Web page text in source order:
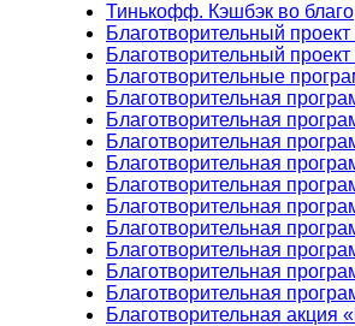
Тинькофф. Кэшбэк во благо
Благотворительный
Благотворительный
Благотворительные
Благотворительная
Благотворительная
Благотворительная
Благотворительная
Благотворительная
Благотворительная
Благотворительная
Благотворительная
Благотворительная
Благотворительная
Благотворительная